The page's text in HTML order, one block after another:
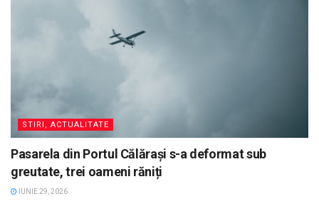
STIRI, ACTUALITATE
Pasarela din Portul Călărași s-a deformat sub
greutate, trei oameni răniți
IUNIE 29, 2026